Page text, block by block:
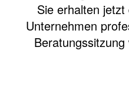
Sie erhalten
Unternehmen